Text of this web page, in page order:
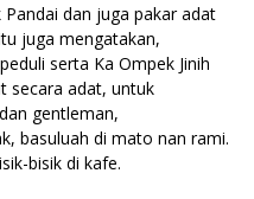
Pandai dan juga pakar adat
juga mengatakan,
serta Ka Ompek Jinih
secara adat, untuk
gentleman,
basuluah di mato nan rami.
bisik di kafe.